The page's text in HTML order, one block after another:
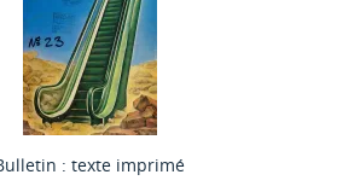
: texte imprimé